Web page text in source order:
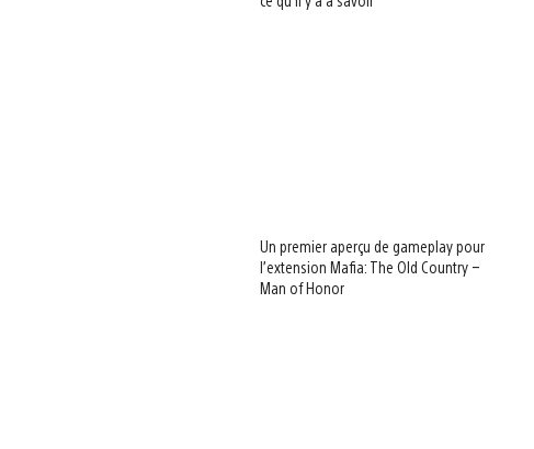
Un premier aperçu de gameplay pour
l’extension Mafia: The Old Country –
Man of Honor